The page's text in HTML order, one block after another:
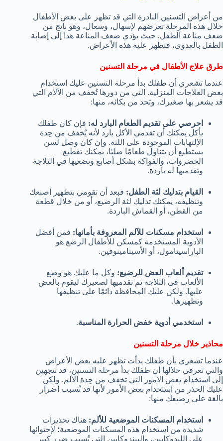
من أعراض التسنين النادرة التي قد تظهر على بعض الأطفال
خلال هذه المرحلة تعرضهم لإسهال، وسعال، وهو ناتج من
ضعف مناعة الطفل. حيث يؤدي ضعف المناعة هذا إلى إصابة
الطفل بالعدوى، فتظهر عليه هذه الأعراض.
طرق علاج الأطفال في مرحلة التسنين
عندما تشعري أن طفلك بدأ مرحلة التسنين عليك استخدام
بعض العلاجات المنزلية. التي من دورها تُخفف من الآلام التي
قد يشعر بها صغيرك، وتحد من بكائه، منها:
احرصي على تقديم الطعام البارد له: فإن كان طفلك
يأكل يمكنك أن تقدمي الأكل بارد لأنه يُخفف من حِدة
الإلتهابات الموجودة على اللثة. وإن كان وصل لسن
يستطيع أن يتناول طعامًا صلبًا، يمكنك تقطيع
الخضروات، والفواكه بشكل أصابع وتضعيها في الثلاجة
وتقدميها له باردة.
القيام بتدليك لثة الطفل: فبعد أن تقومي بتطهير أصبعك
وتنظيفه، يمكنك تدليك لثة الرضيع، أو من خلال قطعة
من القطن، أو القماش الباردة.
استخدام مسكنات للآلم المعروفة بأمانها: فمن أفضل
الأدوية المستخدمة كمسكن للأطفال الرضع هو
الباراسيتامول، أو الأسيتامينوفين.
تقديم ألعاب العض للرضيع: وكل ما عليك هو وضع
الألعاب في الثلاجة ثم تقدميها لصغيرك ليقوم بالعض
عليها. ولكن عليك المحافظة دائمًا على تنظيفها
وتطهيرها.
استخدمي أدوية خفض الحرارة المناسبة.
محاذير خلال مرحلة التسنين
عندما تشعري بأن طفلك بدأت تظهر عليه بعض الأعراض
والتي تعرفي خلالها أن طفلك بدأ مرحلة التسنين، قد تتجهين
إلى استخدام بعض الأمور التي تخفف من حِدة الألم. ولكن
عليك الحذر من استخدام بعض الأمور لأنها قد تُسبب أضرار
بالغة على رضيعك منها:
استخدام المسكنات الموضعية للألم: هناك تحذيرات
شديدة من استخدام هذه المسكنات الموضعية؛ لإحتوائها
على الليدوكايين، والبينزوكايين التي تُسبب ضرر كبير